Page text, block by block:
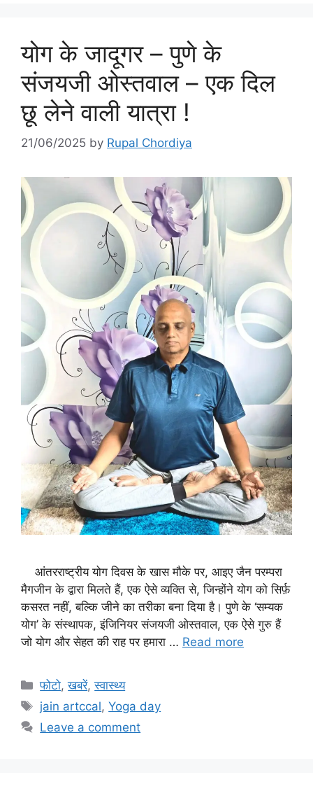
योग के जादूगर – पुणे के
संजयजी ओस्तवाल – एक दिल
छू लेने वाली यात्रा !
21/06/2025 by Rupal Chordiya
आंतरराष्ट्रीय योग दिवस के खास मौके पर, आइए जैन परम्परा
मैगजीन के द्वारा मिलते हैं, एक ऐसे व्यक्ति से, जिन्होंने योग को सिर्फ़
कसरत नहीं, बल्कि जीने का तरीका बना दिया है। पुणे के ‘सम्यक
योग’ के संस्थापक, इंजिनियर संजयजी ओस्तवाल, एक ऐसे गुरु हैं
जो योग और सेहत की राह पर हमारा … Read more
Categories
फोटो,खबरें,स्वास्थ्य
Tags
jain artccal,Yoga day
Leave a comment